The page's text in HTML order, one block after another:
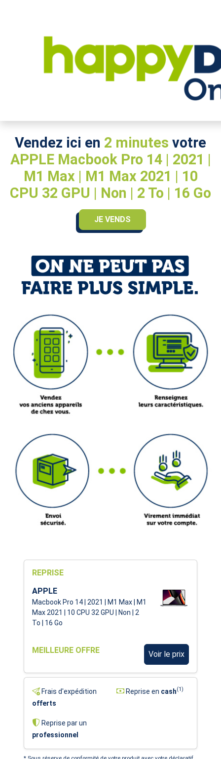
Ordinateurs portables >APPLE
Vendez ici en 2 minutes votre
APPLE Macbook Pro 14 | 2021 |
M1 Max | M1 Max 2021 | 10
CPU 32 GPU | Non | 2 To | 16 Go
JE VENDS
REPRISE
APPLE
Macbook Pro 14 | 2021 | M1 Max | M1
Max 2021 | 10 CPU 32 GPU | Non | 2
To | 16 Go
MEILLEURE OFFRE Voir le prix
Frais d'expédition
offerts
Reprise en cash(1)
Reprise par un
professionnel